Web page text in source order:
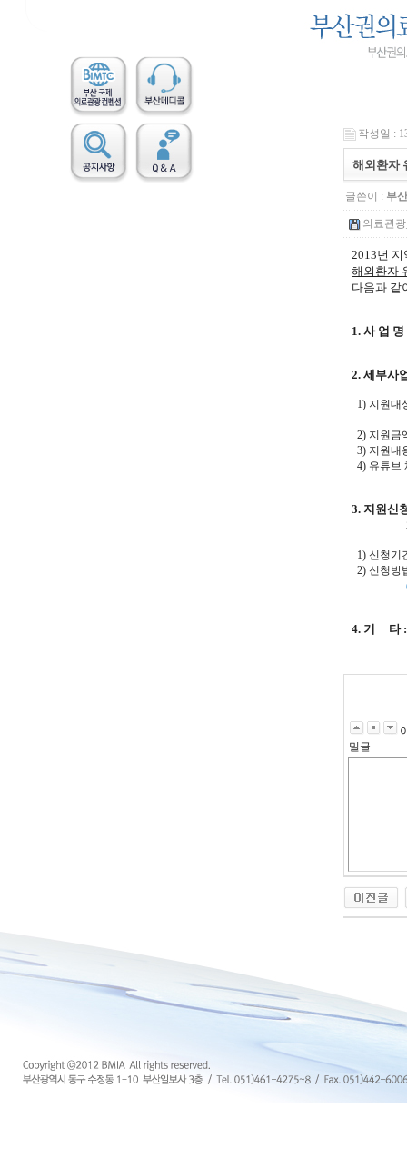
작성일 :
해외환자
글쓴이 : 부
의료관
2013년
해외환자
다음과 같
1. 사 업
2. 세부사
1) 지원대
2) 지원금
3) 지원내
4) 유튜브
3. 지원신
1) 신청기
2) 신청방
4. 기 타 :
밀글